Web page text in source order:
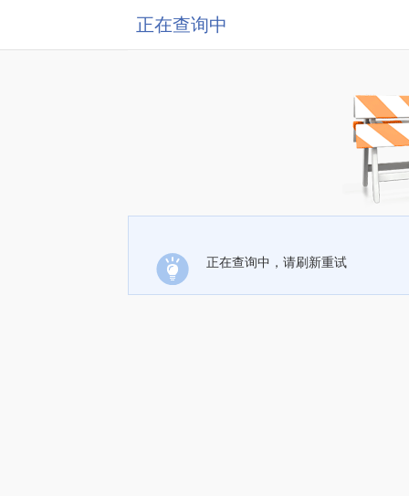
正在查询中
正在查询中，请刷新重试